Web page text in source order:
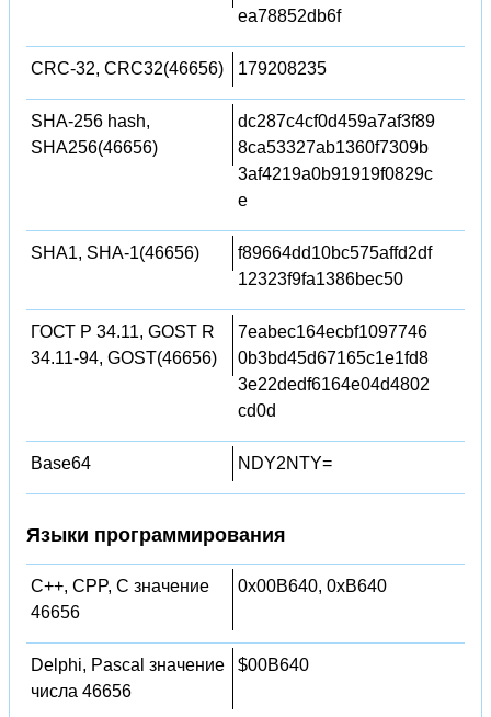
ea78852db6f
CRC-32, CRC32(46656) 179208235
SHA-256 hash,
SHA256(46656)
dc287c4cf0d459a7af3f89
8ca53327ab1360f7309b
3af4219a0b91919f0829c
e
SHA1, SHA-1(46656)
f89664dd10bc575affd2df
12323f9fa1386bec50
ГОСТ Р 34.11, GOST R
34.11-94, GOST(46656)
7eabec164ecbf1097746
0b3bd45d67165c1e1fd8
3e22dedf6164e04d4802
cd0d
Base64 NDY2NTY=
Языки программирования
C++, CPP, C значение
46656
0x00B640, 0xB640
Delphi, Pascal значение
числа 46656
$00B640